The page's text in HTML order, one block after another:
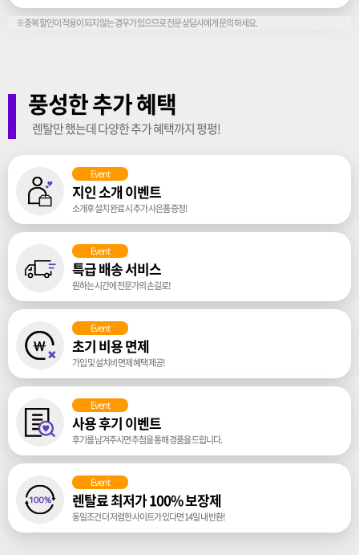
※중복 할인이 적용이 되지 않는 경우가 있으므로 전문 상담사에게 문의 하세요.
풍성한 추가 혜택
렌탈만 했는데 다양한 추가 혜택까지 펑펑!
Event
지인 소개 이벤트
소개후 설치 완료 시 추가 사은품 증정!
Event
특급 배송 서비스
원하는 시간에 전문가의 손길로!
Event
초기 비용 면제
가입 및 설치비 면제 혜택 제공!
Event
사용 후기 이벤트
후기를 남겨주시면 추첨을 통해 경품을 드립니다.
Event
렌탈료 최저가 100% 보장제
동일조건 더 저렴한 사이트가 있다면 14일 내 반환!